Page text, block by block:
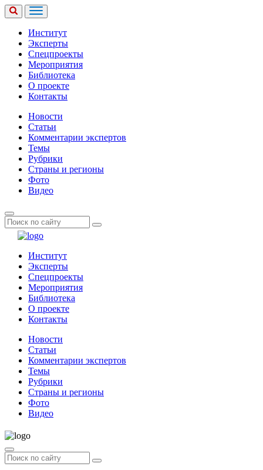
Институт
Эксперты
Спецпроекты
Мероприятия
Библиотека
О проекте
Контакты
Новости
Статьи
Комментарии экспертов
Темы
Рубрики
Страны и регионы
Фото
Видео
Институт
Эксперты
Спецпроекты
Мероприятия
Библиотека
О проекте
Контакты
Новости
Статьи
Комментарии экспертов
Темы
Рубрики
Страны и регионы
Фото
Видео